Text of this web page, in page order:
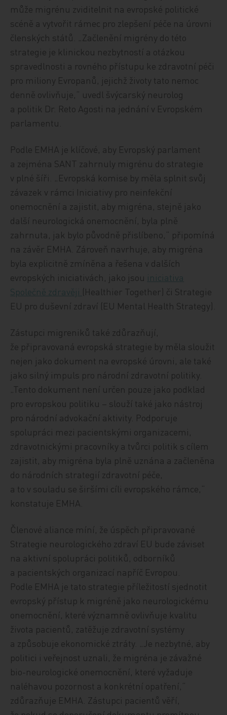
může migrénu zviditelnit na evropské politické
scéně a vytvořit rámec pro zlepšení péče na úrovni
členských států. „Začlenění migrény do této
strategie je klinickou nezbytností a otázkou
spravedlnosti a rovného přístupu ke zdravotní péči
pro miliony Evropanů, jejichž životy tato nemoc
denně ovlivňuje,“ uvedl švýcarský neurolog
a politik Dr. Reto Agosti na jednání v Evropském
parlamentu.
Podle EMHA je klíčové, aby Evropský parlament
a zejména SANT zahrnuly migrénu do strategie
v plné šíři. „Evropská komise by měla splnit svůj
závazek v rámci Iniciativy pro neinfekční
onemocnění a zajistit, aby migréna, stejně jako
další neurologická onemocnění, byla plně
zahrnuta, jak bylo původně přislíbeno,“ připomíná
na závěr EMHA. Zároveň navrhuje, aby migréna
byla explicitně zmíněna a řešena v dalších
evropských iniciativách, jako jsou iniciativa
Společně zdravěji (Healthier Together) či Strategie
EU pro duševní zdraví (EU Mental Health Strategy).
Zástupci migreniků také zdůrazňují,
že připravovaná evropská strategie by měla sloužit
nejen jako dokument na evropské úrovni, ale také
jako silný impuls pro národní zdravotní politiky.
„Tento dokument není určen pouze jako podklad
pro evropskou politiku – slouží také jako nástroj
pro národní advokační aktivity. Podporuje
spolupráci mezi pacientskými organizacemi,
zdravotnickými pracovníky a tvůrci politik s cílem
zajistit, aby migréna byla plně uznána a začleněna
do národních strategií zdravotní péče,
a to v souladu se širšími cíli evropského rámce,“
konstatuje EMHA.
Členové aliance míní, že úspěch připravované
Strategie neurologického zdraví EU bude záviset
na aktivní spolupráci politiků, odborníků
a pacientských organizací napříč Evropou.
Podle EMHA je tato strategie příležitostí sjednotit
evropský přístup k migréně jako neurologickému
onemocnění, které významně ovlivňuje kvalitu
života pacientů, zatěžuje zdravotní systémy
a způsobuje ekonomické ztráty. „Je nezbytné, aby
politici i veřejnost uznali, že migréna je závažné
bio-neurologické onemocnění, které vyžaduje
naléhavou pozornost a konkrétní opatření,“
zdůrazňuje EMHA. Zástupci pacientů věří,